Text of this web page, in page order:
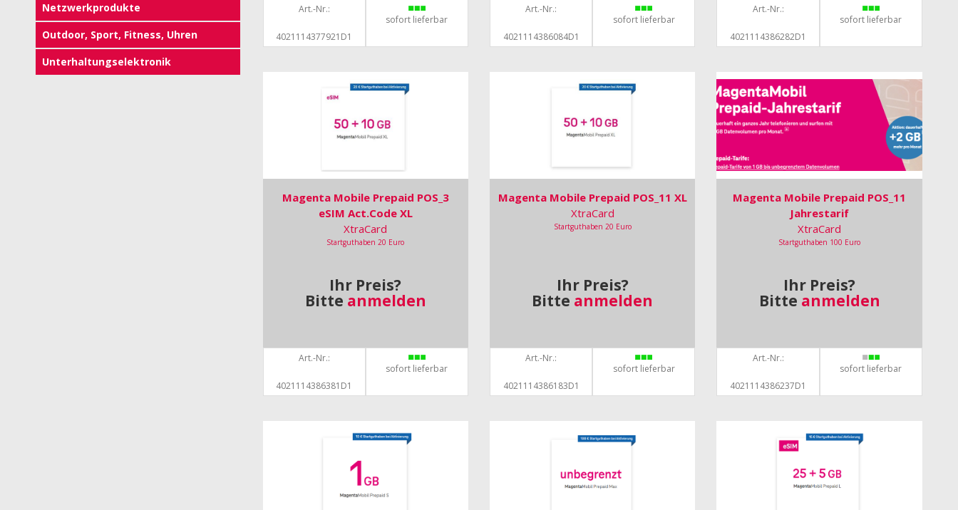
Netzwerkprodukte
Outdoor, Sport, Fitness, Uhren
Unterhaltungselektronik
Art.-Nr.:
4021114377921D1
sofort lieferbar
Art.-Nr.:
4021114386084D1
sofort lieferbar
Art.-Nr.:
4021114386282D1
sofort lieferbar
Magenta Mobile Prepaid POS_3
eSIM Act.Code XL
XtraCard
Startguthaben 20 Euro
Ihr Preis?
Bitte anmelden
Art.-Nr.:
4021114386381D1
sofort lieferbar
Magenta Mobile Prepaid POS_11 XL
XtraCard
Startguthaben 20 Euro
Ihr Preis?
Bitte anmelden
Art.-Nr.:
4021114386183D1
sofort lieferbar
Magenta Mobile Prepaid POS_11
Jahrestarif
XtraCard
Startguthaben 100 Euro
Ihr Preis?
Bitte anmelden
Art.-Nr.:
4021114386237D1
sofort lieferbar